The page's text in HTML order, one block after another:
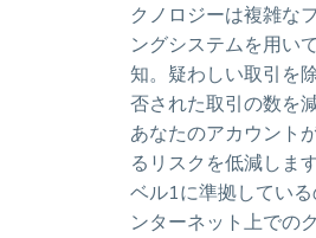
クノロジーは複雑な
ングシステムを用い
知。疑わしい取引を
否された取引の数を
あなたのアカウント
るリスクを低減しま
ベル1に準拠している
ンターネット上での